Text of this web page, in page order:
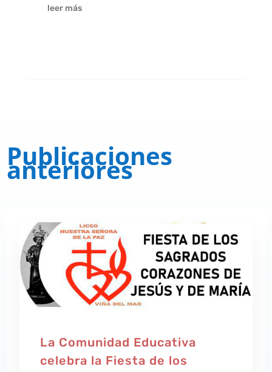
leer más
Publicaciones
anteriores
La Comunidad Educativa
celebra la Fiesta de los